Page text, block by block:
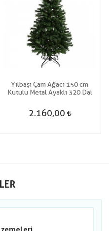
Yılbaşı Çam Ağacı 150 cm
Kutulu Metal Ayaklı 320 Dal
2.160,00